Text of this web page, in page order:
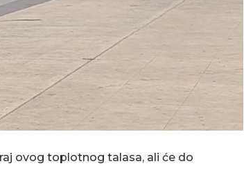
ovog toplotnog talasa, ali će do